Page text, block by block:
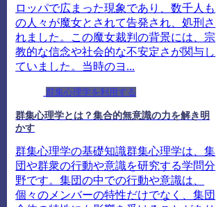
ロッパで広まった現象であり、数千人も
の人々が魔女とされて告発され、処刑さ
れました。この魔女裁判の背景には、宗
教的な信念や社会的な不安定さが関与し
ていました。当時のヨ...
群集心理学を利用する
群集心理学とは？集合的無意識の力を解き明
かす
群集心理学の基礎知識群集心理学は、集
団や群衆の行動や意識を研究する学問分
野です。集団の中での行動や意識は、
個々のメンバーの特性だけでなく、集団